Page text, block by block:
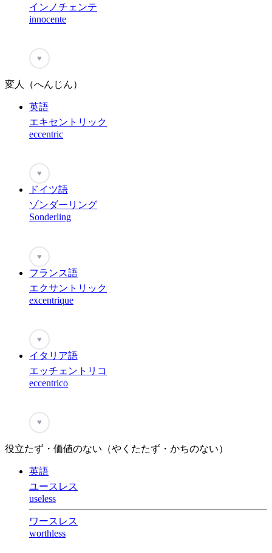
インノチェンテ
innocente
♥
変人（へんじん）
英語
エキセントリック
eccentric
♥
ドイツ語
ゾンダーリング
Sonderling
♥
フランス語
エクサントリック
excentrique
♥
イタリア語
エッチェントリコ
eccentrico
♥
役立たず・価値のない（やくたたず・かちのない）
英語
ユースレス
useless
ワースレス
worthless